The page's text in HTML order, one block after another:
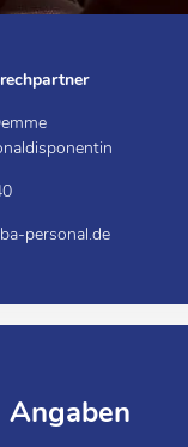
personal.de
Angaben